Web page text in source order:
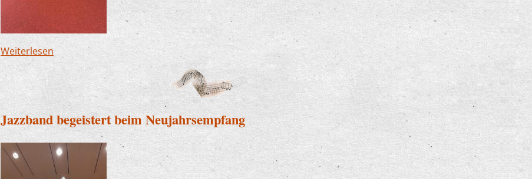
Weiterlesenüber Rania Mossleh erfolgreich bei "Jugend musiziert"
Jazzband begeistert beim Neujahrsempfang